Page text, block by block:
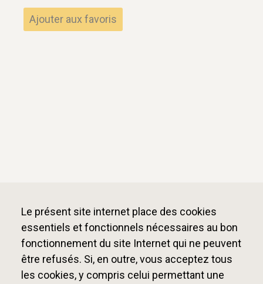
Le présent site internet place des cookies
essentiels et fonctionnels nécessaires au bon
fonctionnement du site Internet qui ne peuvent
être refusés. Si, en outre, vous acceptez tous
les cookies, y compris celui permettant une
Ajouter aux favoris